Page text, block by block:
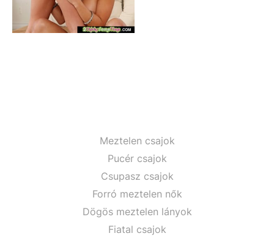
Meztelen csajok
Pucér csajok
Csupasz csajok
Forró meztelen nők
Dögös meztelen lányok
Fiatal csajok